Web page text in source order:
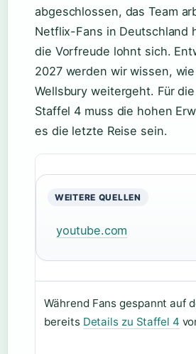
abgeschlossen, das Team
Netflix-Fans in Deutschland
die Vorfreude lohnt sich.
2027 werden wir wissen,
Wellsbury weitergeht. Für
Staffel 4 muss die hohen
es die letzte Reise sein.
WEITERE QUELLEN
youtube.com
Während Fans gespannt auf
bereits Details zu Staffel 4